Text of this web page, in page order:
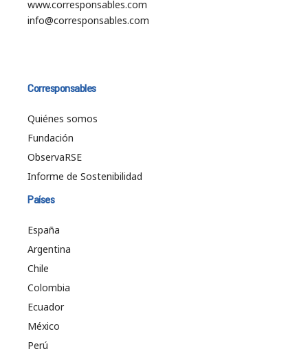
www.corresponsables.com
info@corresponsables.com
Corresponsables
Quiénes somos
Fundación
ObservaRSE
Informe de Sostenibilidad
Países
España
Argentina
Chile
Colombia
Ecuador
México
Perú